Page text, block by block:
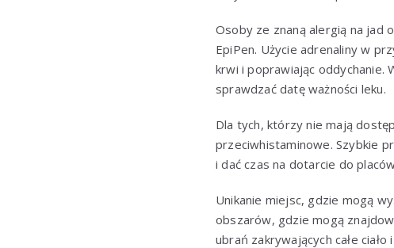
Osoby ze znaną alergią na jad
EpiPen. Użycie adrenaliny w
krwi i poprawiając oddychanie.
sprawdzać datę ważności leku.
Dla tych, którzy nie mają
przeciwhistaminowe. Szybkie
i dać czas na dotarcie do
Unikanie miejsc, gdzie mogą
obszarów, gdzie mogą
ubrań zakrywających całe